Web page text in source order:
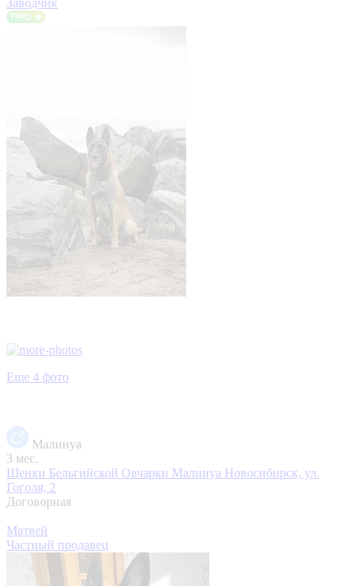
Еще 4 фото
Малинуа
3 мес.
Щенки Бельгийской Овчарки Малинуа Новосибирск, ул.
Гоголя, 2
Договорная
Матвей
Частный продавец